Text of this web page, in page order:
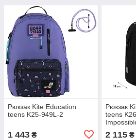
Рюкзак Kite Education
teens K25-949L-2
1 443 ₴
Рюкзак
teens
2 115₴